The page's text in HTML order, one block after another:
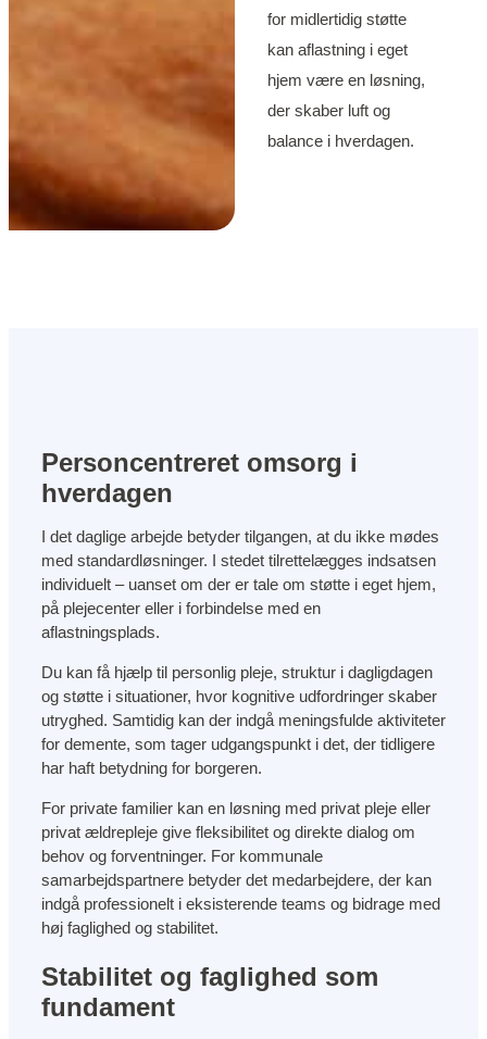
for midlertidig støtte
kan aflastning i eget
hjem være en løsning,
der skaber luft og
balance i hverdagen.
Personcentreret omsorg i
hverdagen
I det daglige arbejde betyder tilgangen, at du ikke mødes
med standardløsninger. I stedet tilrettelægges indsatsen
individuelt – uanset om der er tale om støtte i eget hjem,
på plejecenter eller i forbindelse med en
aflastningsplads.
Du kan få hjælp til personlig pleje, struktur i dagligdagen
og støtte i situationer, hvor kognitive udfordringer skaber
utryghed. Samtidig kan der indgå meningsfulde aktiviteter
for demente, som tager udgangspunkt i det, der tidligere
har haft betydning for borgeren.
For private familier kan en løsning med privat pleje eller
privat ældrepleje give fleksibilitet og direkte dialog om
behov og forventninger. For kommunale
samarbejdspartnere betyder det medarbejdere, der kan
indgå professionelt i eksisterende teams og bidrage med
høj faglighed og stabilitet.
Stabilitet og faglighed som
fundament